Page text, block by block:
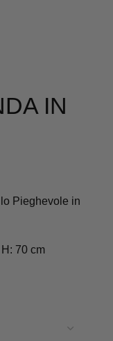
IN
Pieghevole in
70 cm